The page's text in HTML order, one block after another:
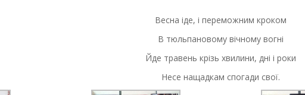
Весна іде, і переможним кроком
В тюльпановому вічному вогні
Йде травень крізь хвилини, дні і роки
Несе нащадкам спогади свої.